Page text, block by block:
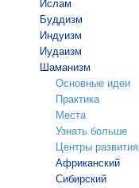
Ислам
Буддизм
Индуизм
Иудаизм
Шаманизм
Основные идеи
Практика
Места
Узнать больше
Центры развития
Африканский
Сибирский